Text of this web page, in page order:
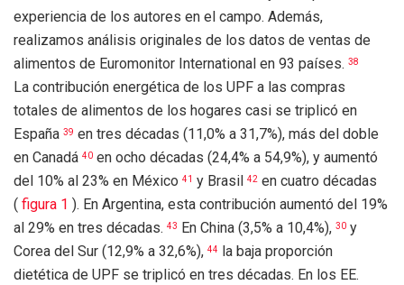
experiencia de los autores en el campo. Además,
realizamos análisis originales de los datos de ventas de
alimentos de Euromonitor International en 93 países. 38
La contribución energética de los UPF a las compras
totales de alimentos de los hogares casi se triplicó en
España 39 en tres décadas (11,0% a 31,7%), más del doble
en Canadá 40 en ocho décadas (24,4% a 54,9%), y aumentó
del 10% al 23% en México 41 y Brasil 42 en cuatro décadas
( figura 1 ). En Argentina, esta contribución aumentó del 19%
al 29% en tres décadas. 43 En China (3,5% a 10,4%), 30 y
Corea del Sur (12,9% a 32,6%), 44
la baja proporción
dietética de UPF se triplicó en tres décadas. En los EE.